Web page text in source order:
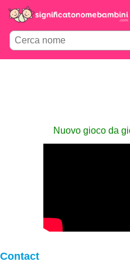
Nuovo gioco da
Contact